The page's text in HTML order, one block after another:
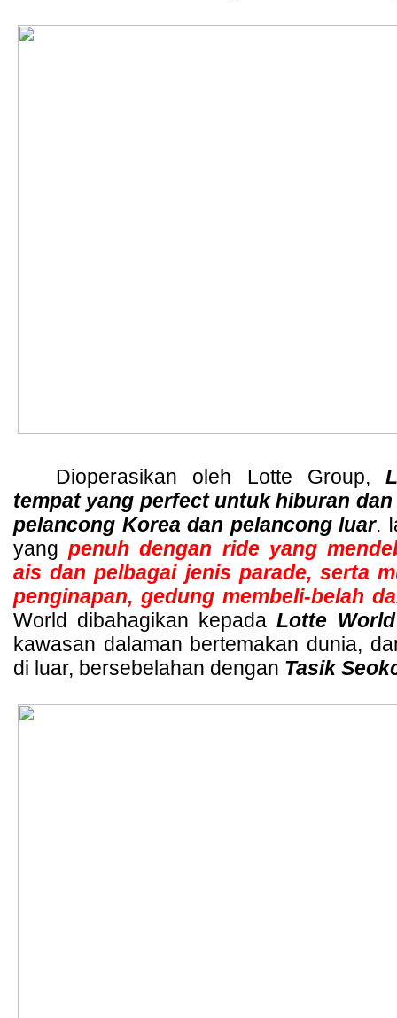
Dioperasikan oleh Lotte Group,
tempat yang perfect untuk hiburan
pelancong Korea dan pelancong luar.
yang penuh dengan ride yang
ais dan pelbagai jenis parade, serta
penginapan, gedung membeli-belah
World dibahagikan kepada Lotte
kawasan dalaman bertemakan dunia,
di luar, bersebelahan dengan Tasik